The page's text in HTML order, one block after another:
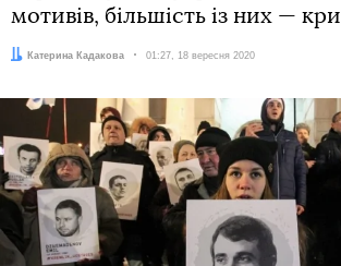
мотивів, більшість із них —
Автор:Катерина Кадакова Дата:
01:27, 18 вересня 2020